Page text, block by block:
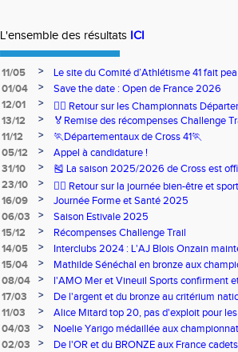
L'ensemble des résultats ICI
11/05 >
Le site du Comité d’Athlétisme 41 fait
01/04
>
Save the date : Open de France 2026
12/01
>
🏃‍♂️ Retour sur les Championnats
13/12
>
🏅Remise des récompenses Challenge
11/12
>
🏃Départementaux de Cross 41🏃
05/12
>
Appel à candidature !
31/10
>
🎽 La saison 2025/2026 de Cross est
23/10
>
🧘‍♀️ Retour sur la journée bien-être et
16/09
>
Journée Forme et Santé 2025
06/03
>
Saison Estivale 2025
15/12
>
Récompenses Challenge Trail
14/05
>
Interclubs 2024 : L'AJ Blois Onzain
Romorantin en N2B
15/04 >
Mathilde Sénéchal en bronze aux
08/04
>
l'AMO Mer et Vineuil Sports confirment
benjamins
17/03 >
De l'argent et du bronze au critérium
11/03
>
Alice Mitard top 20, pas d'exploit pour
04/03
>
Noelie Yarigo médaillée aux
02/03
>
De l'OR et du BRONZE aux France